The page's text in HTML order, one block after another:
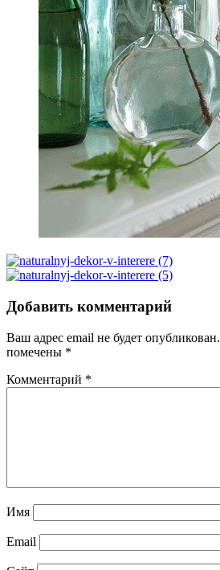
Добавить комментарий
Ваш адрес email не будет опубликован.
помечены *
Комментарий *
Имя
Email